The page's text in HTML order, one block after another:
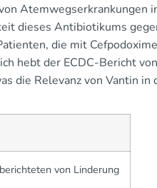
Atemwegserkrankungen
dieses Antibiotikums
die mit
hebt der ECDC-Bericht
die Relevanz von Vantin
von Linderung